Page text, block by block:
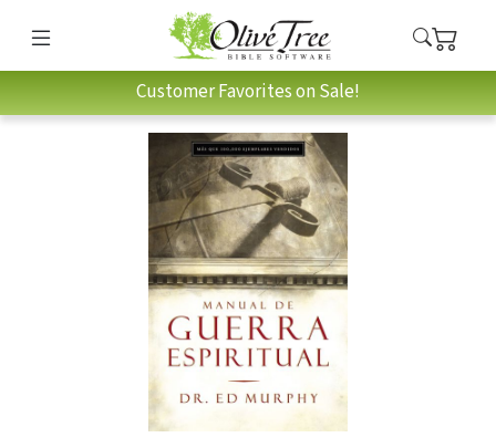
Customer Favorites on Sale!